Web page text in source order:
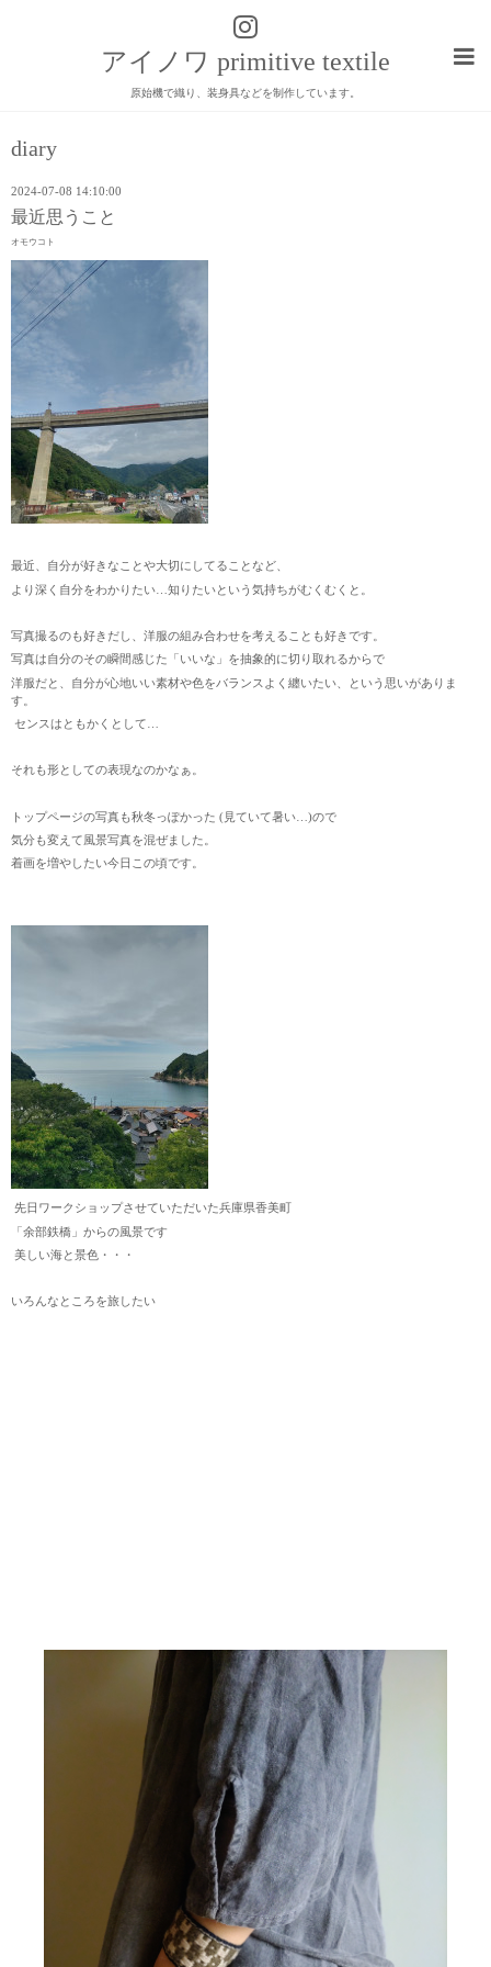
アイノワ primitive textile
原始機で織り、装身具などを制作しています。
diary
2024-07-08 14:10:00
最近思うこと
オモウコト
最近、自分が好きなことや大切にしてることなど、
より深く自分をわかりたい…知りたいという気持ちがむくむくと。
写真撮るのも好きだし、洋服の組み合わせを考えることも好きです。
写真は自分のその瞬間感じた「いいな」を抽象的に切り取れるからで
洋服だと、自分が心地いい素材や色をバランスよく纏いたい、という思いがありま
す。
センスはともかくとして…
それも形としての表現なのかなぁ。
トップページの写真も秋冬っぽかった (見ていて暑い…)ので
気分も変えて風景写真を混ぜました。
着画を増やしたい今日この頃です。
先日ワークショップさせていただいた兵庫県香美町
「余部鉄橋」からの風景です
美しい海と景色・・・
いろんなところを旅したい